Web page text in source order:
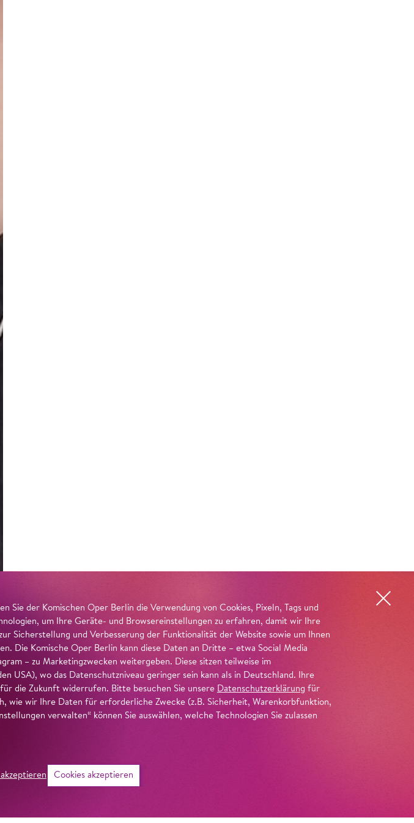
Sie der Komischen Oper Berlin die Verwendung von Cookies, Pixeln, Tags und
um Ihre Geräte- und Browsereinstellungen zu erfahren, damit wir Ihre
Sicherstellung und Verbesserung der Funktionalität der Website sowie um Ihnen
Die Komische Oper Berlin kann diese Daten an Dritte – etwa Social Media
– zu Marketingzwecken weitergeben. Diese sitzen teilweise im
USA), wo das Datenschutzniveau geringer sein kann als in Deutschland. Ihre
die Zukunft widerrufen. Bitte besuchen Sie unsere Datenschutzerklärung für
wie wir Ihre Daten für erforderliche Zwecke (z.B. Sicherheit, Warenkorbfunktion,
verwalten“ können Sie auswählen, welche Technologien Sie zulassen
Cookies akzeptieren